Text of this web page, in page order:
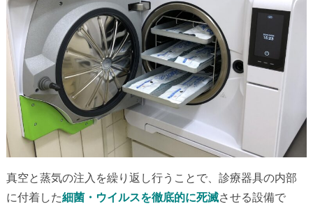
真空と蒸気の注入を繰り返し行うことで、診療器具の内部
に付着した細菌・ウイルスを徹底的に死滅させる設備で